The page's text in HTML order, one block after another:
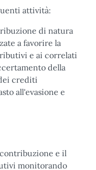
attività:
di natura
a favorire la
e ai correlati
della
crediti
all'evasione e
e il
monitorando